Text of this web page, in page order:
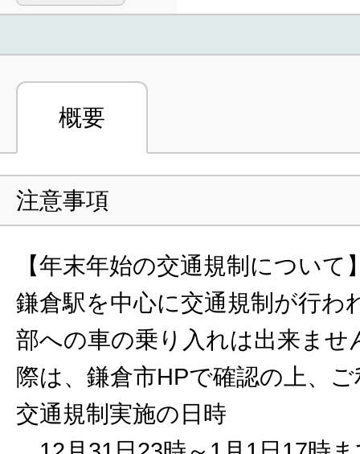
概要
注意事項
【年末年始の交通規制について
鎌倉駅を中心に交通規制が行わ
部への車の乗り入れは出来ませ
際は、鎌倉市HPで確認の上、
交通規制実施の日時